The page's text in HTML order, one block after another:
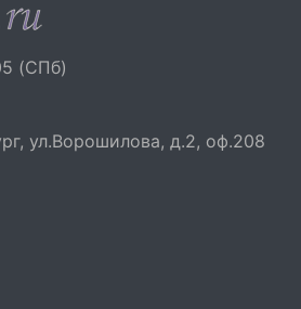
(СПб)
ул.Ворошилова, д.2, оф.208